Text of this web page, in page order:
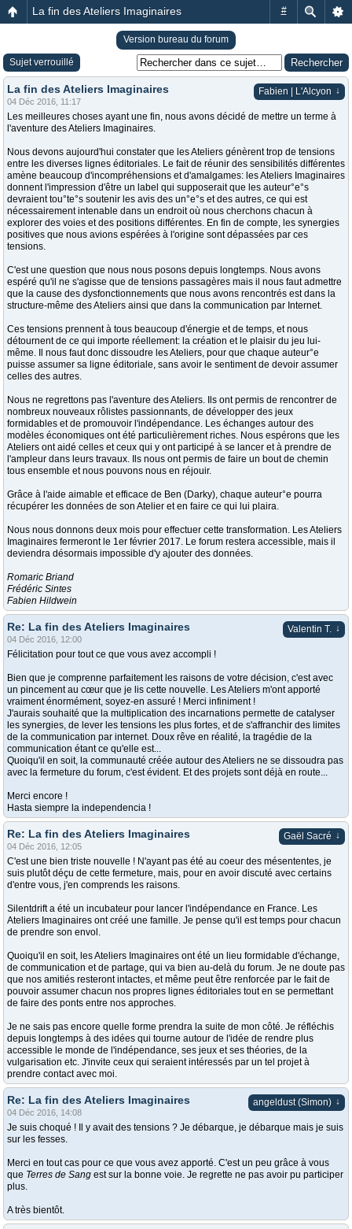
#
La fin des Ateliers Imaginaires
Version bureau du forum
Sujet verrouillé
Fabien | L'Alcyon ↓
La fin des Ateliers Imaginaires
04 Déc 2016, 11:17
Les meilleures choses ayant une fin, nous avons décidé de mettre un terme à
l'aventure des Ateliers Imaginaires.
Nous devons aujourd'hui constater que les Ateliers génèrent trop de tensions
entre les diverses lignes éditoriales. Le fait de réunir des sensibilités différentes
amène beaucoup d'incompréhensions et d'amalgames: les Ateliers Imaginaires
donnent l'impression d'être un label qui supposerait que les auteur°e°s
devraient tou°te°s soutenir les avis des un°e°s et des autres, ce qui est
nécessairement intenable dans un endroit où nous cherchons chacun à
explorer des voies et des positions différentes. En fin de compte, les synergies
positives que nous avions espérées à l'origine sont dépassées par ces
tensions.
C'est une question que nous nous posons depuis longtemps. Nous avons
espéré qu'il ne s'agisse que de tensions passagères mais il nous faut admettre
que la cause des dysfonctionnements que nous avons rencontrés est dans la
structure-même des Ateliers ainsi que dans la communication par Internet.
Ces tensions prennent à tous beaucoup d'énergie et de temps, et nous
détournent de ce qui importe réellement: la création et le plaisir du jeu lui-
même. Il nous faut donc dissoudre les Ateliers, pour que chaque auteur°e
puisse assumer sa ligne éditoriale, sans avoir le sentiment de devoir assumer
celles des autres.
Nous ne regrettons pas l'aventure des Ateliers. Ils ont permis de rencontrer de
nombreux nouveaux rôlistes passionnants, de développer des jeux
formidables et de promouvoir l'indépendance. Les échanges autour des
modèles économiques ont été particulièrement riches. Nous espérons que les
Ateliers ont aidé celles et ceux qui y ont participé à se lancer et à prendre de
l'ampleur dans leurs travaux. Ils nous ont permis de faire un bout de chemin
tous ensemble et nous pouvons nous en réjouir.
Grâce à l'aide aimable et efficace de Ben (Darky), chaque auteur°e pourra
récupérer les données de son Atelier et en faire ce qui lui plaira.
Nous nous donnons deux mois pour effectuer cette transformation. Les Ateliers
Imaginaires fermeront le 1er février 2017. Le forum restera accessible, mais il
deviendra désormais impossible d'y ajouter des données.
Romaric Briand
Frédéric Sintes
Fabien Hildwein
Valentin T. ↓
Re: La fin des Ateliers Imaginaires
04 Déc 2016, 12:00
Félicitation pour tout ce que vous avez accompli !
Bien que je comprenne parfaitement les raisons de votre décision, c'est avec
un pincement au cœur que je lis cette nouvelle. Les Ateliers m'ont apporté
vraiment énormément, soyez-en assuré ! Merci infiniment !
J'aurais souhaité que la multiplication des incarnations permette de catalyser
les synergies, de lever les tensions les plus fortes, et de s'affranchir des limites
de la communication par internet. Doux rêve en réalité, la tragédie de la
communication étant ce qu'elle est...
Quoiqu'il en soit, la communauté créée autour des Ateliers ne se dissoudra pas
avec la fermeture du forum, c'est évident. Et des projets sont déjà en route...
Merci encore !
Hasta siempre la independencia !
Gaël Sacré ↓
Re: La fin des Ateliers Imaginaires
04 Déc 2016, 12:05
C'est une bien triste nouvelle ! N'ayant pas été au coeur des mésententes, je
suis plutôt déçu de cette fermeture, mais, pour en avoir discuté avec certains
d'entre vous, j'en comprends les raisons.
Silentdrift a été un incubateur pour lancer l'indépendance en France. Les
Ateliers Imaginaires ont créé une famille. Je pense qu'il est temps pour chacun
de prendre son envol.
Quoiqu'il en soit, les Ateliers Imaginaires ont été un lieu formidable d'échange,
de communication et de partage, qui va bien au-delà du forum. Je ne doute pas
que nos amitiés resteront intactes, et même peut être renforcée par le fait de
pouvoir assumer chacun nos propres lignes éditoriales tout en se permettant
de faire des ponts entre nos approches.
Je ne sais pas encore quelle forme prendra la suite de mon côté. Je réfléchis
depuis longtemps à des idées qui tourne autour de l'idée de rendre plus
accessible le monde de l'indépendance, ses jeux et ses théories, de la
vulgarisation etc. J'invite ceux qui seraient intéressés par un tel projet à
prendre contact avec moi.
angeldust (Simon) ↓
Re: La fin des Ateliers Imaginaires
04 Déc 2016, 14:08
Je suis choqué ! Il y avait des tensions ? Je débarque, je débarque mais je suis
sur les fesses.
Merci en tout cas pour ce que vous avez apporté. C'est un peu grâce à vous
que Terres de Sang est sur la bonne voie. Je regrette ne pas avoir pu participer
plus.
A très bientôt.